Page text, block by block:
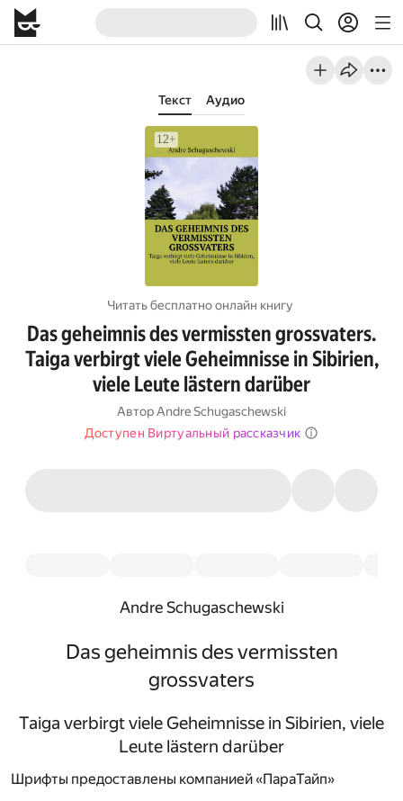
Текст Аудио
Читать бесплатно онлайн книгу
Das geheimnis des vermissten grossvaters.
Taiga verbirgt viele Geheimnisse in Sibirien,
viele Leute lästern darüber
АвторAndre Schugaschewski
Доступен Виртуальный рассказчик
Andre Schugaschewski
Das geheimnis des vermissten
grossvaters
Taiga verbirgt viele Geheimnisse in Sibirien, viele
Leute lästern darüber
Шрифты предоставлены компанией «ПараТайп»